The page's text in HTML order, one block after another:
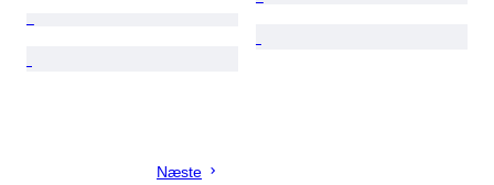
Næste